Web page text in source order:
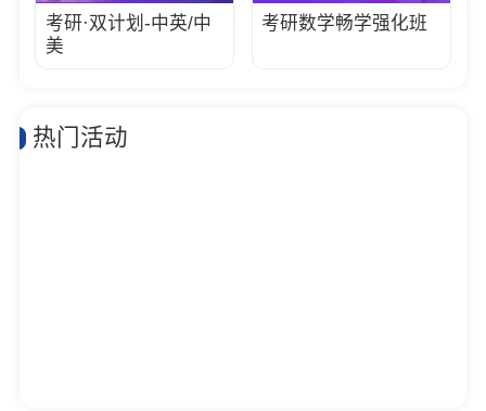
考研·双计划-中英/中
美
考研数学畅学强化班
热门活动